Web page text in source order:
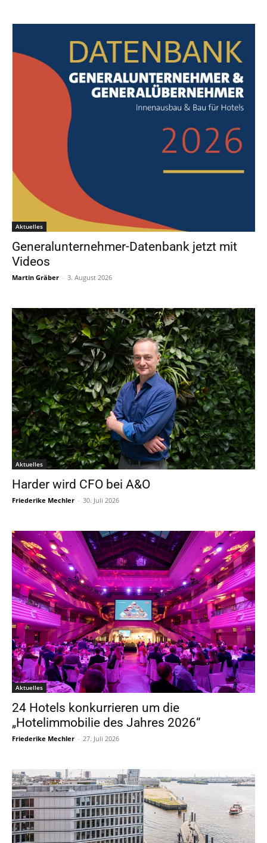
Aktuelles
Generalunternehmer-Datenbank jetzt mit
Videos
Martin Gräber - 3. August 2026
Aktuelles
Harder wird CFO bei A&O
Friederike Mechler - 30. Juli 2026
Aktuelles
24 Hotels konkurrieren um die
„Hotelimmobilie des Jahres 2026“
Friederike Mechler - 27. Juli 2026